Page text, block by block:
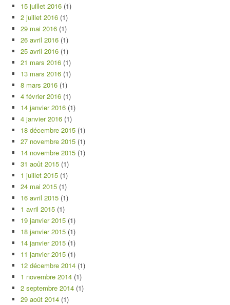
15 juillet 2016 (1)
2 juillet 2016 (1)
29 mai 2016 (1)
26 avril 2016 (1)
25 avril 2016 (1)
21 mars 2016 (1)
13 mars 2016 (1)
8 mars 2016 (1)
4 février 2016 (1)
14 janvier 2016 (1)
4 janvier 2016 (1)
18 décembre 2015 (1)
27 novembre 2015 (1)
14 novembre 2015 (1)
31 août 2015 (1)
1 juillet 2015 (1)
24 mai 2015 (1)
16 avril 2015 (1)
1 avril 2015 (1)
19 janvier 2015 (1)
18 janvier 2015 (1)
14 janvier 2015 (1)
11 janvier 2015 (1)
12 décembre 2014 (1)
1 novembre 2014 (1)
2 septembre 2014 (1)
29 août 2014 (1)